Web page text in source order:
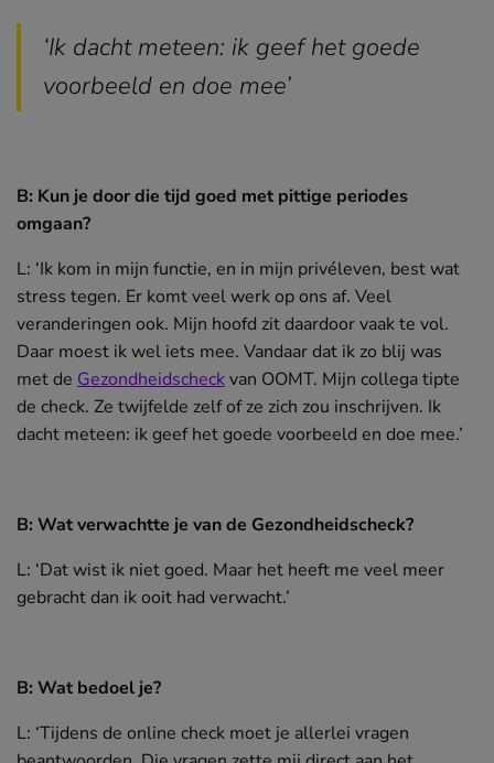
‘Ik dacht meteen: ik geef het goede
voorbeeld en doe mee’
B: Kun je door die tijd goed met pittige periodes
omgaan?
L: ‘Ik kom in mijn functie, en in mijn privéleven, best wat
stress tegen. Er komt veel werk op ons af. Veel
veranderingen ook. Mijn hoofd zit daardoor vaak te vol.
Daar moest ik wel iets mee. Vandaar dat ik zo blij was
met de Gezondheidscheckvan OOMT. Mijn collega tipte
de check. Ze twijfelde zelf of ze zich zou inschrijven. Ik
dacht meteen: ik geef het goede voorbeeld en doe mee.’
B: Wat verwachtte je van de Gezondheidscheck?
L: ‘Dat wist ik niet goed. Maar het heeft me veel meer
gebracht dan ik ooit had verwacht.’
B: Wat bedoel je?
L: ‘Tijdens de online check moet je allerlei vragen